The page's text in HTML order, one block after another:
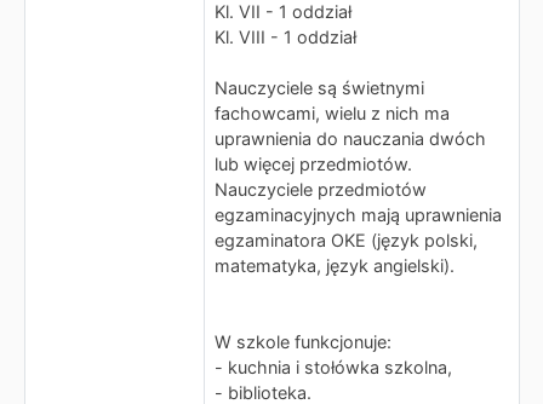
Kl. VII - 1 oddział
Kl. VIII - 1 oddział
Nauczyciele są świetnymi
fachowcami, wielu z nich ma
uprawnienia do nauczania dwóch
lub więcej przedmiotów.
Nauczyciele przedmiotów
egzaminacyjnych mają uprawnienia
egzaminatora OKE (język polski,
matematyka, język angielski).
W szkole funkcjonuje:
- kuchnia i stołówka szkolna,
- biblioteka.